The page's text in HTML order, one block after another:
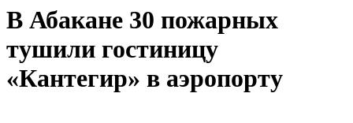
В Абакане 30 пожарных
тушили гостиницу
«Кантегир» в аэропорту